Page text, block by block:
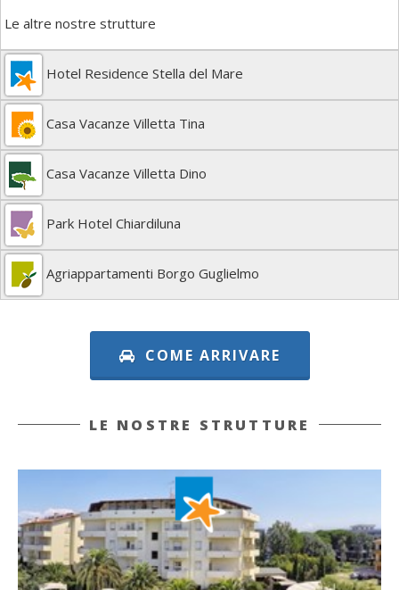
Le altre nostre strutture
Hotel Residence Stella del Mare
Casa Vacanze Villetta Tina
Casa Vacanze Villetta Dino
Park Hotel Chiardiluna
Agriappartamenti Borgo Guglielmo
COME ARRIVARE
LE NOSTRE STRUTTURE